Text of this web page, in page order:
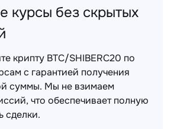
курсы без скрытых
крипту BTC/SHIBERC20 по
с гарантией получения
суммы. Мы не взимаем
что обеспечивает полную
сделки.